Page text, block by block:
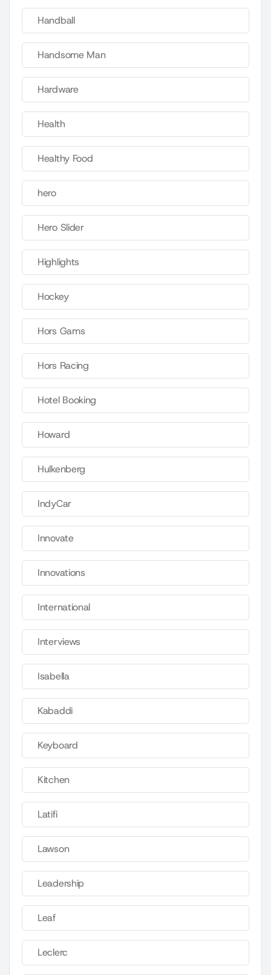
Handball
Handsome Man
Hardware
Health
Healthy Food
hero
Hero Slider
Highlights
Hockey
Hors Gams
Hors Racing
Hotel Booking
Howard
Hulkenberg
IndyCar
Innovate
Innovations
International
Interviews
Isabella
Kabaddi
Keyboard
Kitchen
Latifi
Lawson
Leadership
Leaf
Leclerc